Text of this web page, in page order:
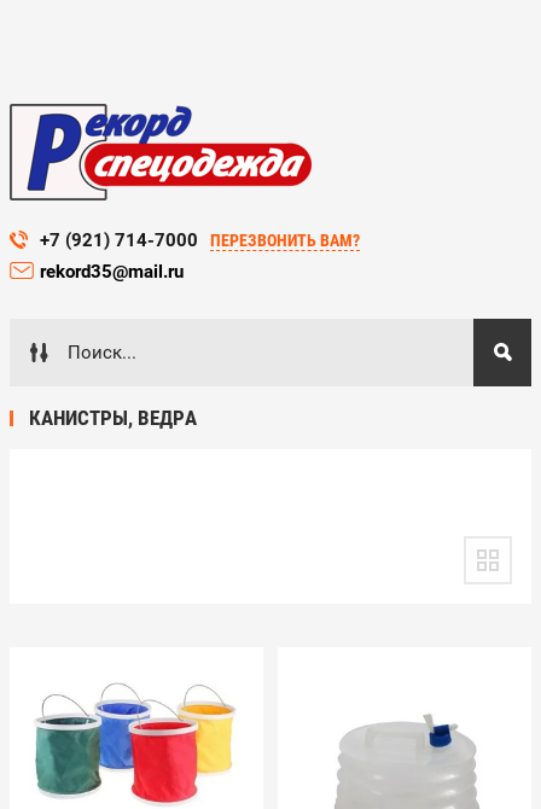
+7 (921) 714-7000 ПЕРЕЗВОНИТЬ ВАМ?
rekord35@mail.ru
КАНИСТРЫ, ВЕДРА